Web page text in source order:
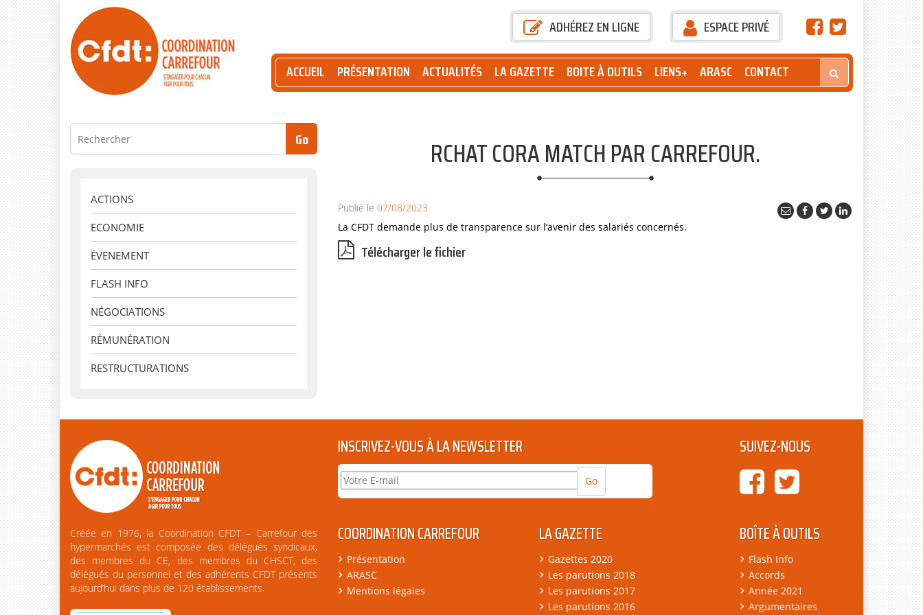
ADHÉREZ EN LIGNE ESPACE PRIVÉ
ACCUEIL PRÉSENTATION ACTUALITÉS LA GAZETTE BOITE À OUTILS LIENS+ ARASC CONTACT
ACTIONS
ECONOMIE
ÉVENEMENT
FLASH INFO
NÉGOCIATIONS
RÉMUNÉRATION
RESTRUCTURATIONS
RCHAT CORA MATCH PAR CARREFOUR.
Publié le 07/08/2023
La CFDT demande plus de transparence sur l’avenir des salariés concernés.
Télécharger le fichier
Créée en 1976, la Coordination CFDT – Carrefour des
hypermarchés est composée des délégués syndicaux,
des membres du CE, des membres du CHSCT, des
délégués du personnel et des adhérents CFDT présents
aujourd’hui dans plus de 120 établissements.
INSCRIVEZ-VOUS À LA NEWSLETTER SUIVEZ-NOUS
COORDINATION CARREFOUR
Présentation
ARASC
Mentions légales
LA GAZETTE
Gazettes 2020
Les parutions 2018
Les parutions 2017
Les parutions 2016
BOÎTE À OUTILS
Flash Info
Accords
Année 2021
Argumentaires